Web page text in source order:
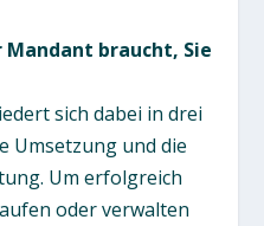
braucht, Sie
sich dabei in drei
Umsetzung und die
Um erfolgreich
oder verwalten